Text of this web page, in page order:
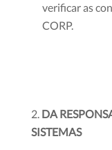
verificar as
CORP.
DA
SISTEMAS